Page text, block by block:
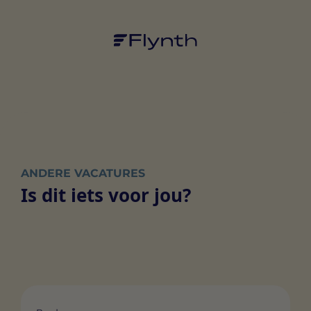
ANDERE VACATURES
Is dit iets voor jou?